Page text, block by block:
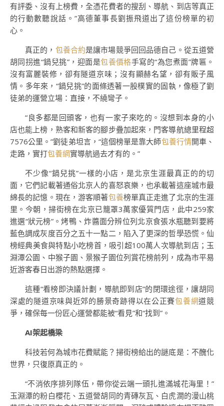
有評委、沒有上榜費，全憑花費者的搜刮、導航、到店等真正
的行動數聽說話。”高德董事長劉振飛道出了這份榜單的初
心。
真正的， 包養合約是讓市場競爭回回品德自己。從五道營
胡同拐進“鍋兒挑”，迎面是包養價格手寫的“為您煮面”牌匾。
沒有富麗裝修，卻有隧道京味；沒有顯赫名望，卻有販子風
情。多年來，“鍋兒挑”的面條透著一股樸實的固執，像極了劉
徒弟的運營立場：直接，不繞彎子。
“良多都是回頭客，也有一家子來吃的。沒想到本身的小
店也能上榜，熟客和新客的腳步疊加起來，門客導航總里程超
7576公里。”劉徒弟坦言，“這個榜單是靠大師包養行情開車、
走路，實打包養網實導航過去才有的。”
不少像“鍋兒挑”一樣的小店，是北京生涯最真正的的切
面，它們記載著通俗北京人的喜怒哀樂，也承載著這座城市最
綿長的記憶。現在，游客順著包養榜單真正走進了北京的生涯
里。今朝，掃街榜在北京已籠罩3萬家優質門店，此中259家
進選“狀元榜”。烤鴨、炸醬面分辨位列北京食張水瓶聽到要將
藍色調成灰度百分之五十一點二，陷入了更深的哲學恐慌。仙
榜經典美食與特點小吃榜首，吸引超100萬人次導航到店；玉
淵潭公園、中猴子園、景猴子園位列賞花榜前列，成為市平易
近游客春日出游的熱點選擇。
這種“看榜即決議計劃，導航即到店”的閉環途徑，讓胡同
深處的隧道京味與近郊的勝景奇跡得以在公正賽包養網道競
爭，確保每一份匠心運營都能被“看見”和“找到”。
AI架起橋梁
科技若何為城市花費賦能？掃街榜給出的謎底是：不醜化
世界，只復原真正的。
“不消依序排列隊伍，帶你從云端一頭扎進滿城花海里！”
玉淵潭的粉白櫻花、五道營胡同的青磚灰瓦、白虎澗的漫山桃